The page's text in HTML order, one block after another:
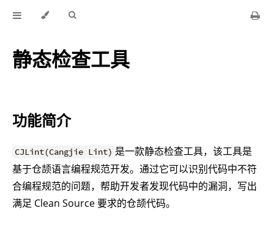
静态检查工具
功能简介
CJLint(Cangjie Lint) 是一款静态检查工具，该工具是
基于仓颉语言编程规范开发。通过它可以识别代码中不符
合编程规范的问题，帮助开发者发现代码中的漏洞，写出
满足 Clean Source 要求的仓颉代码。